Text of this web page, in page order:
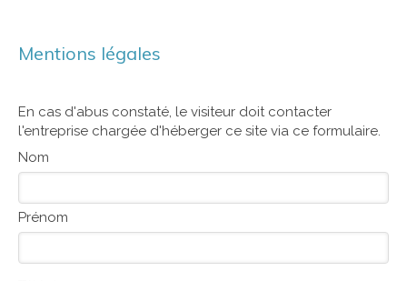
Mentions légales
En cas d'abus constaté, le visiteur doit contacter
l'entreprise chargée d'héberger ce site via ce formulaire.
Nom
Prénom